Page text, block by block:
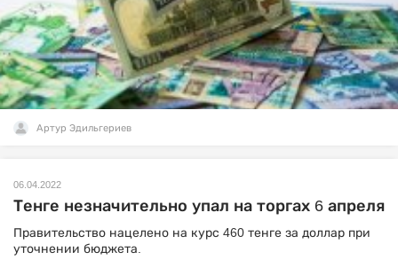
Артур Эдильгериев
06.04.2022
Тенге незначительно упал на торгах 6 апреля
Правительство нацелено на курс 460 тенге за доллар при
уточнении бюджета.